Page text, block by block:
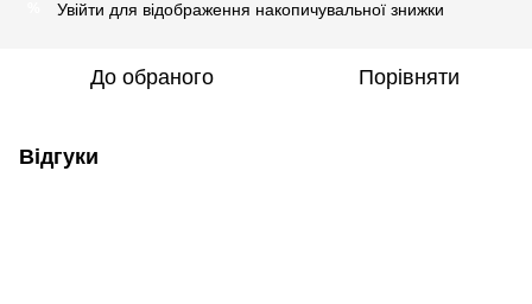
Увійти для відображення накопичувальної знижки
До обраного Порівняти
Відгуки